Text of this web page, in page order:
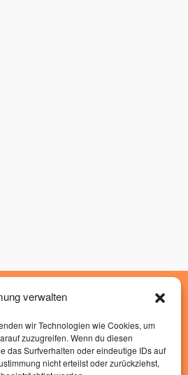
verwalten
wir Technologien wie Cookies, um
zuzugreifen. Wenn du diesen
das Surfverhalten oder eindeutige IDs auf
nicht erteilst oder zurückziehst,
»Datenschutz
»Cockie Richtlinen
Hand-in-Hand